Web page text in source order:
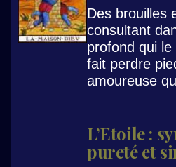
Des brouilles
consultant
profond qui
fait perdre
amoureuse
L’Etoile :
pureté et